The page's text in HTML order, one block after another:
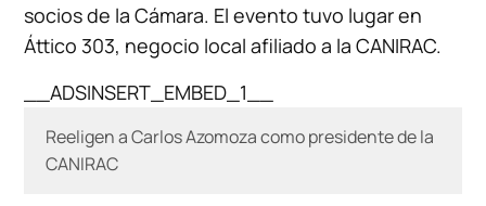
socios de la Cámara. El evento tuvo lugar en
Áttico 303, negocio local afiliado a la CANIRAC.
__ADSINSERT_EMBED_1__
Reeligen a Carlos Azomoza como presidente de la
CANIRAC